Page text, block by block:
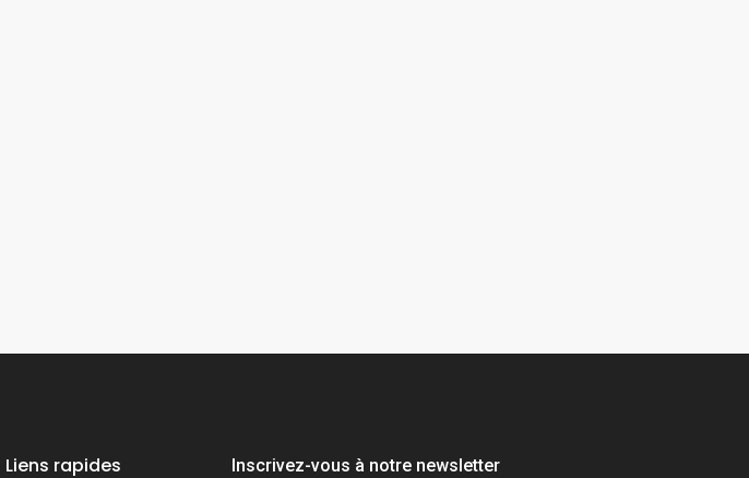
Liens rapides Inscrivez-vous à notre newsletter